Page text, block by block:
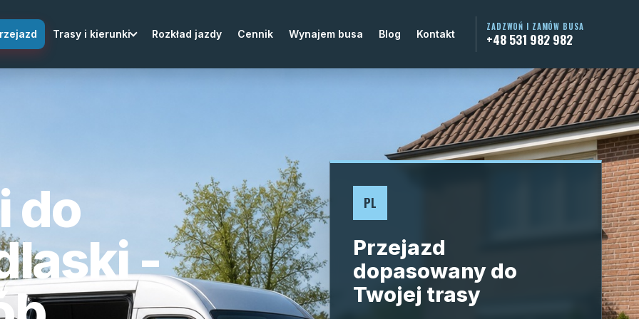
Trasy i kierunki Rozkład jazdy Cennik Wynajem busa Blog Kontakt
ZADZWOŃ I ZAMÓW BUSA
+48 531 982 982
do
-
PL
Przejazd
dopasowany do
Twojej trasy